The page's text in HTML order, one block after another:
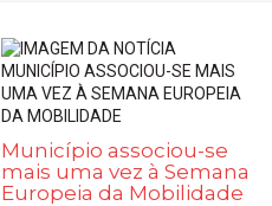
Município associou-se
mais uma vez à Semana
Europeia da Mobilidade